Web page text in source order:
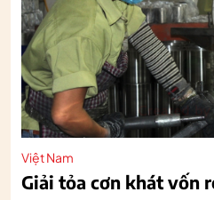
Việt Nam
Giải tỏa cơn khát vốn